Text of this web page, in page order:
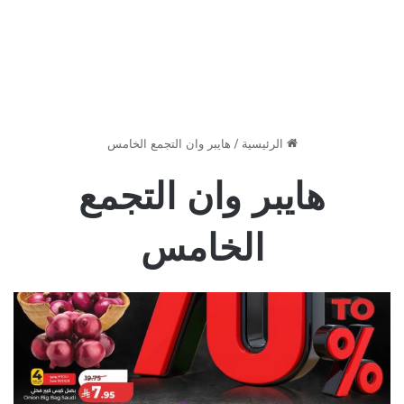
الرئيسية / هايبر وان التجمع الخامس
هايبر وان التجمع
الخامس